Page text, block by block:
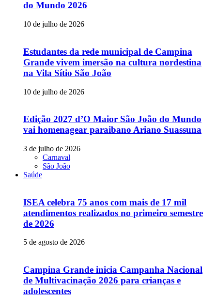
do Mundo 2026
10 de julho de 2026
Estudantes da rede municipal de Campina
Grande vivem imersão na cultura nordestina
na Vila Sítio São João
10 de julho de 2026
Edição 2027 d’O Maior São João do Mundo
vai homenagear paraibano Ariano Suassuna
3 de julho de 2026
Carnaval
São João
Saúde
ISEA celebra 75 anos com mais de 17 mil
atendimentos realizados no primeiro semestre
de 2026
5 de agosto de 2026
Campina Grande inicia Campanha Nacional
de Multivacinação 2026 para crianças e
adolescentes